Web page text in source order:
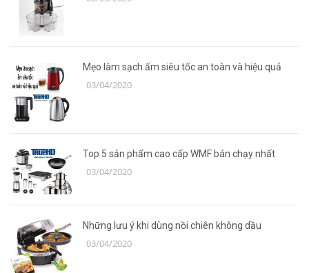
Mẹo làm sạch ấm siêu tốc an toàn và hiệu quả
03/04/2020
Top 5 sản phẩm cao cấp WMF bán chạy nhất
03/04/2020
Những lưu ý khi dùng nồi chiên không dầu
03/04/2020